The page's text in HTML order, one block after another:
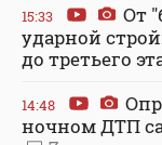
15:33
От
ударной
до третьего
14:48
ночном ДТП